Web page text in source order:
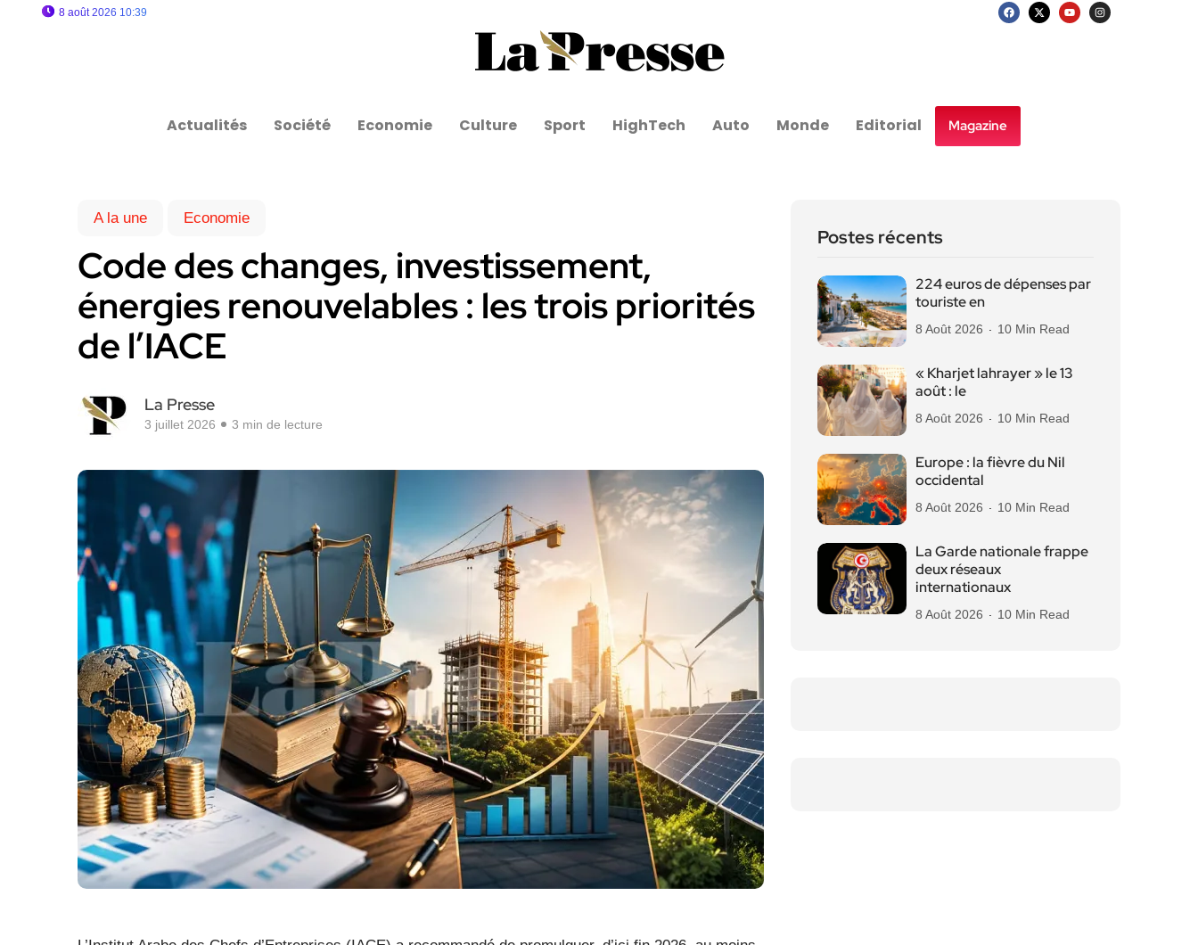
8 août 2026 10:39
Actualités Société Economie Culture Sport HighTech Auto Monde Editorial Magazine
A la une Economie
Code des changes, investissement,
énergies renouvelables : les trois priorités
de l’IACE
La Presse
3 juillet 2026 3 min de lecture
Postes récents
224 euros de dépenses par
touriste en
8 Août 2026 10 Min Read
« Kharjet lahrayer » le 13
août : le
8 Août 2026 10 Min Read
Europe : la fièvre du Nil
occidental
8 Août 2026 10 Min Read
La Garde nationale frappe
deux réseaux
internationaux
8 Août 2026 10 Min Read